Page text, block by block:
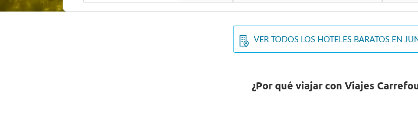
VER TODOS LOS HOTELES BARATOS EN
¿Por qué viajar con Viajes